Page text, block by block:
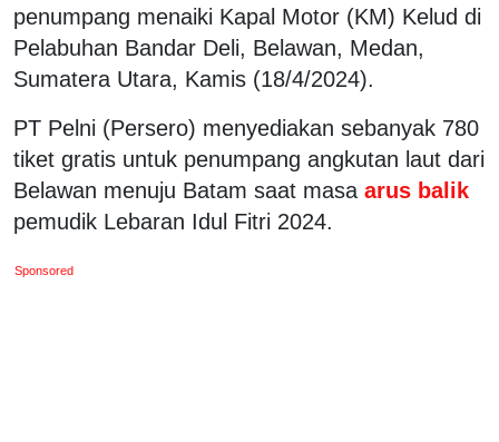
penumpang menaiki Kapal Motor (KM) Kelud di
Pelabuhan Bandar Deli, Belawan, Medan,
Sumatera Utara, Kamis (18/4/2024).
PT Pelni (Persero) menyediakan sebanyak 780
tiket gratis untuk penumpang angkutan laut dari
Belawan menuju Batam saat masaarus balik
pemudik Lebaran Idul Fitri 2024.
Sponsored